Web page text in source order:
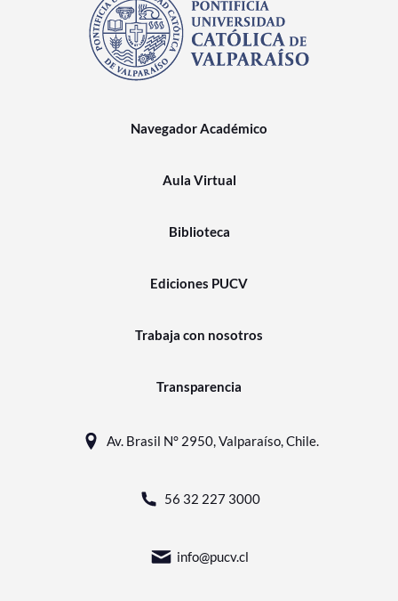
Navegador Académico
Aula Virtual
Biblioteca
Ediciones PUCV
Trabaja con nosotros
Transparencia
Av. Brasil N° 2950, Valparaíso, Chile.
56 32 227 3000
info@pucv.cl